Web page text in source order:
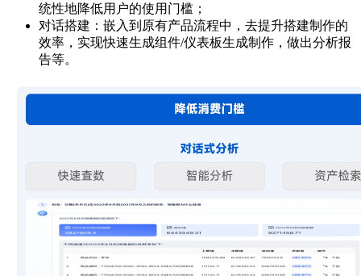
统性地降低用户的使用门槛；
对话搭建：嵌入到原有产品流程中，去提升搭建制作的
效率，实现快速生成组件/仪表板生成制作，做出分析报
告等。